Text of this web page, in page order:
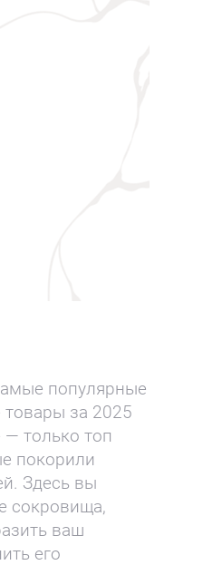
популярные
за 2025
— только топ
покорили
Здесь вы
сокровища,
ваш
его